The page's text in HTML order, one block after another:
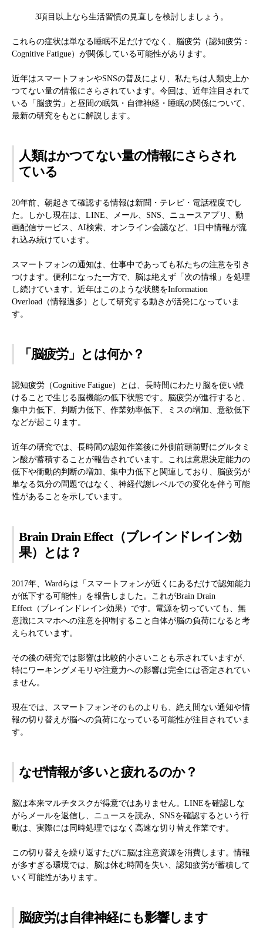
3項目以上なら生活習慣の見直しを検討しましょう。
これらの症状は単なる睡眠不足だけでなく、脳疲労（認知疲労：
Cognitive Fatigue）が関係している可能性があります。
近年はスマートフォンやSNSの普及により、私たちは人類史上か
つてない量の情報にさらされています。今回は、近年注目されて
いる「脳疲労」と昼間の眠気・自律神経・睡眠の関係について、
最新の研究をもとに解説します。
人類はかつてない量の情報にさらされ
ている
20年前、朝起きて確認する情報は新聞・テレビ・電話程度でし
た。しかし現在は、LINE、メール、SNS、ニュースアプリ、動
画配信サービス、AI検索、オンライン会議など、1日中情報が流
れ込み続けています。
スマートフォンの通知は、仕事中であっても私たちの注意を引き
つけます。便利になった一方で、脳は絶えず「次の情報」を処理
し続けています。近年はこのような状態をInformation
Overload（情報過多）として研究する動きが活発になっていま
す。
「脳疲労」とは何か？
認知疲労（Cognitive Fatigue）とは、長時間にわたり脳を使い続
けることで生じる脳機能の低下状態です。脳疲労が進行すると、
集中力低下、判断力低下、作業効率低下、ミスの増加、意欲低下
などが起こります。
近年の研究では、長時間の認知作業後に外側前頭前野にグルタミ
ン酸が蓄積することが報告されています。これは意思決定能力の
低下や衝動的判断の増加、集中力低下と関連しており、脳疲労が
単なる気分の問題ではなく、神経代謝レベルでの変化を伴う可能
性があることを示しています。
Brain Drain Effect（ブレインドレイン効
果）とは？
2017年、Wardらは「スマートフォンが近くにあるだけで認知能力
が低下する可能性」を報告しました。これがBrain Drain
Effect（ブレインドレイン効果）です。電源を切っていても、無
意識にスマホへの注意を抑制すること自体が脳の負荷になると考
えられています。
その後の研究では影響は比較的小さいことも示されていますが、
特にワーキングメモリや注意力への影響は完全には否定されてい
ません。
現在では、スマートフォンそのものよりも、絶え間ない通知や情
報の切り替えが脳への負荷になっている可能性が注目されていま
す。
なぜ情報が多いと疲れるのか？
脳は本来マルチタスクが得意ではありません。LINEを確認しな
がらメールを返信し、ニュースを読み、SNSを確認するという行
動は、実際には同時処理ではなく高速な切り替え作業です。
この切り替えを繰り返すたびに脳は注意資源を消費します。情報
が多すぎる環境では、脳は休む時間を失い、認知疲労が蓄積して
いく可能性があります。
脳疲労は自律神経にも影響します